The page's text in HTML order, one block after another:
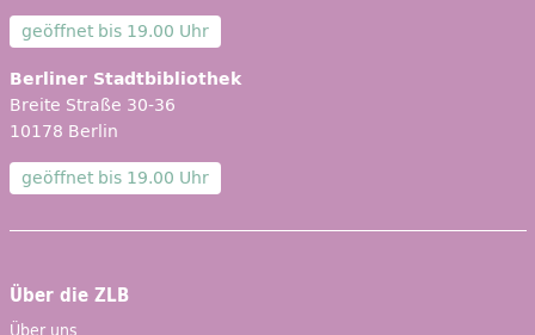
geöffnet bis 19.00 Uhr
Berliner Stadtbibliothek
Breite Straße 30-36
10178 Berlin
geöffnet bis 19.00 Uhr
Über die ZLB